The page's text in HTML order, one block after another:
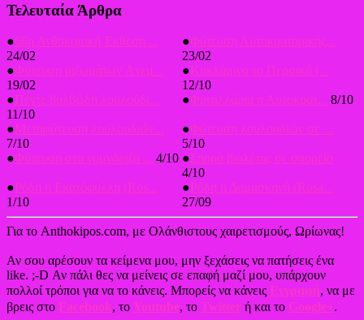
Τελευταία Άρθρα
●66η Ανθοκομική Έκθεση ...
24/02
●Φύτευση Αυτοκρατορικής...
23/02
●Φύτευση ριζωμάτων Aνεμ...
19/02
● Κυκλάμινο το Περσικό (...
12/10
● Πέντε βολβώδη λουλούδι...
11/10
●Φριτιλλάρια η Αυτοκρατ... 8/10
● Μεταφύτευση λουλουδιών...
7/10
●Φύτευση λουλουδιών σε ...
5/10
●Φύτευση στα γυμνόριζα ... 4/10 ●Σπορά βιολέτας σε σπορείο
4/10
● Ρόδη η Εκατόφυλλη (Ros...
1/10
● Ρόδη η Δαμασκηνή (Rosa...
27/09
Για το Anthokipos.com, με Ολάνθιστους χαιρετισμούς, Ωρίωνας!
Αν σου αρέσουν τα κείμενα μου, μην ξεχάσεις να πατήσεις ένα
like. ;-D Αν πάλι θες να μείνεις σε επαφή μαζί μου, υπάρχουν
πολλοί τρόποι για να το κάνεις. Μπορείς να κάνεις Εγγραφή, να με
βρεις στο Facebook, το Youtube, το Twitter ή και το Google+.